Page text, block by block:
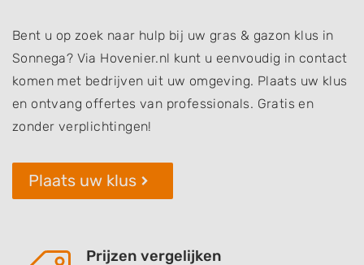
Bent u op zoek naar hulp bij uw gras & gazon klus in
Sonnega? Via Hovenier.nl kunt u eenvoudig in contact
komen met bedrijven uit uw omgeving. Plaats uw klus
en ontvang offertes van professionals. Gratis en
zonder verplichtingen!
Plaats uw klus
Prijzen vergelijken